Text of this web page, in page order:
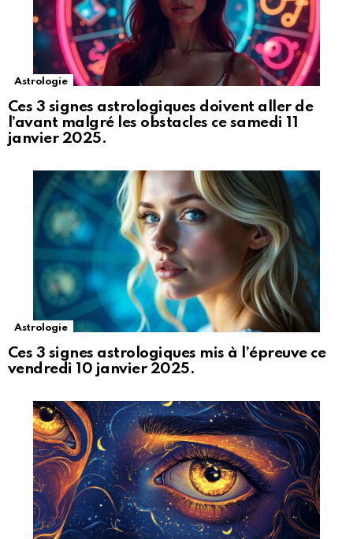
Astrologie
Ces 3 signes astrologiques doivent aller de
l’avant malgré les obstacles ce samedi 11
janvier 2025.
Astrologie
Ces 3 signes astrologiques mis à l’épreuve ce
vendredi 10 janvier 2025.